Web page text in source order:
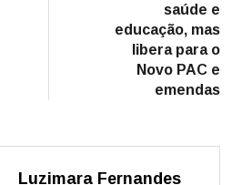
saúde e
educação, mas
libera para o
Novo PAC e
emendas
Luzimara Fernandes